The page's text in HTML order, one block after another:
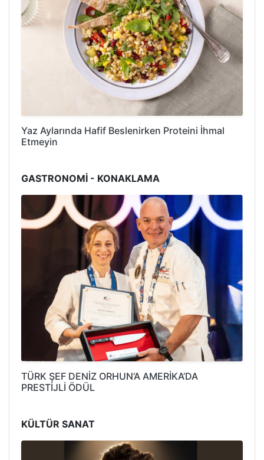
Yaz Aylarında Hafif Beslenirken Proteini İhmal
Etmeyin
GASTRONOMİ - KONAKLAMA
TÜRK ŞEF DENİZ ORHUN’A AMERİKA’DA
PRESTİJLİ ÖDÜL
KÜLTÜR SANAT